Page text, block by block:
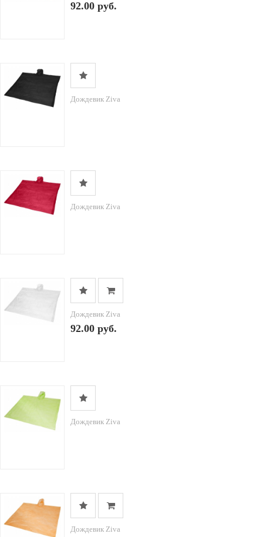
92.00 руб.
Дождевик Ziva
Дождевик Ziva
Дождевик Ziva
92.00 руб.
Дождевик Ziva
Дождевик Ziva